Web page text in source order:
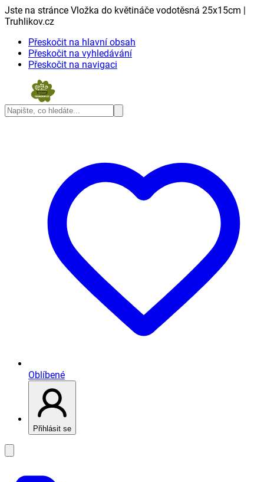
Jste na stránce Vložka do květináče vodotěsná 25x15cm |
Truhlikov.cz
Přeskočit na hlavní obsah
Přeskočit na vyhledávání
Přeskočit na navigaci
Oblíbené
Přihlásit se